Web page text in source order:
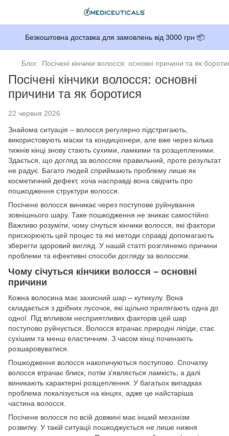
Безкоштовна доставка для замовлень від 3000 грн 📦
Блог Посічені кінчики волосся: основні причини та як
Посічені кінчики волосся: основні
причини та як боротися
22 червня 2026
Знайома ситуація – волосся регулярно підстригають,
використовують маски та кондиціонери, але вже через кілька
тижнів кінці знову стають сухими, ламкими та розщепленими.
Здається, що догляд за волоссям правильний, проте результат
не радує. Багато людей сприймають проблему лише як
косметичний дефект, хоча насправді вона свідчить про
пошкодження структури волосся.
Посічене волосся виникає через поступове руйнування
зовнішнього шару. Таке пошкодження не зникає самостійно.
Важливо розуміти, чому січуться кінчики волосся, які фактори
прискорюють цей процес та які методи справді допомагають
зберегти здоровий вигляд. У нашій статті розглянемо причини
проблеми та ефективні способи догляду за волоссям.
Чому січуться кінчики волосся – основні
причини
Кожна волосина має захисний шар – кутикулу. Вона
складається з дрібних лусочок, які щільно прилягають одна до
одної. Під впливом несприятливих факторів цей шар
поступово руйнується. Волосся втрачає природні ліпіди, стає
сухішим та менш еластичним. З часом кінці починають
розшаровуватися.
Пошкодження волосся накопичуються поступово. Спочатку
волосся втрачає блиск, потім з’являється ламкість, а далі
виникають характерні розщеплення. У багатьох випадках
проблема локалізується на кінцях, адже це найстаріша
частина волосся.
Посічене волосся по всій довжині має інший механізм
розвитку. У такій ситуації пошкоджується не лише нижня